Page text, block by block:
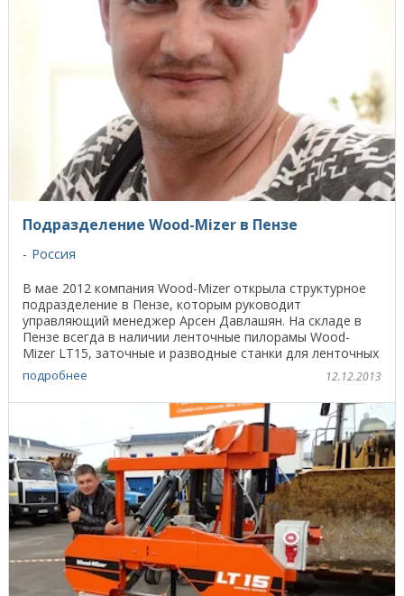
Подразделение Wood-Mizer в Пензе
Россия
В мае 2012 компания Wood-Mizer открыла структурное
подразделение в Пензе, которым руководит
управляющий менеджер Арсен Давлашян. На складе в
Пензе всегда в наличии ленточные пилорамы Wood-
Mizer LT15, заточные и разводные станки для ленточных
подробнее 12.12.2013